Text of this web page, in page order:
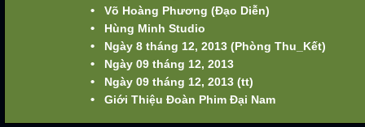
• Võ Hoàng Phương (Đạo Diễn)
• Hùng Minh Studio
• Ngày 8 tháng 12, 2013 (Phòng Thu_Kết)
• Ngày 09 tháng 12, 2013
• Ngày 09 tháng 12, 2013 (tt)
• Giới Thiệu Đoàn Phim Đại Nam